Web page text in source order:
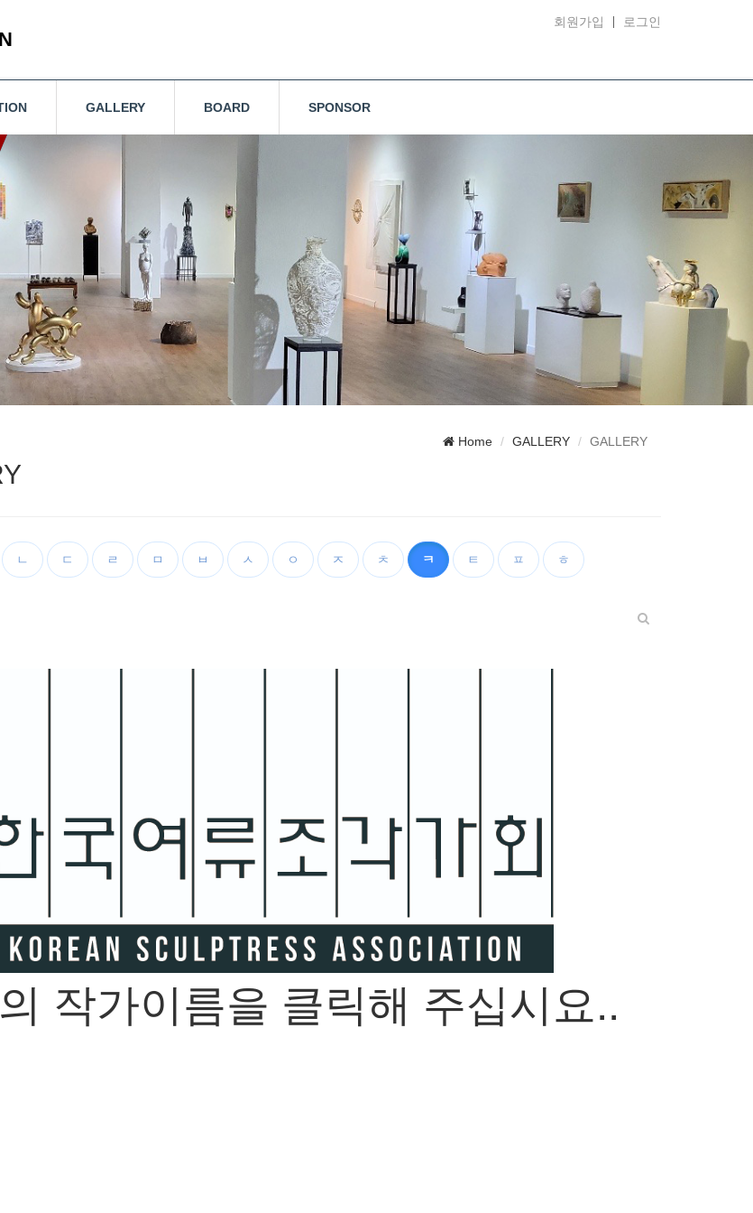
회원가입 로그인
GALLERY BOARD SPONSOR
Home GALLERY GALLERY
ㄴ ㄷ ㄹ ㅁ ㅂ ㅅ ㅇ ㅈ ㅊ ㅋ ㅌ ㅍ ㅎ
작가이름을 클릭해 주십시요..